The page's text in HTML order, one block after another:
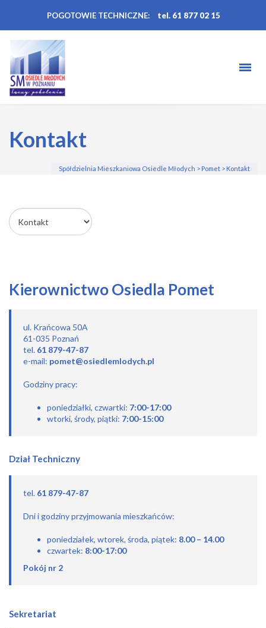
POGOTOWIE TECHNICZNE: tel. 61 877 02 15
Kontakt
Spółdzielnia Mieszkaniowa Osiedle Młodych > Pomet > Kontakt
Kierownictwo Osiedla Pomet
ul. Krańcowa 50A
61-035 Poznań
tel. 61 879-47-87
e-mail: pomet@osiedlemlodych.pl
Godziny pracy:
poniedziałki, czwartki: 7:00-17:00
wtorki, środy, piątki: 7:00-15:00
Dział Techniczny
tel. 61 879-47-87
Dni i godziny przyjmowania mieszkańców:
poniedziałek, wtorek, środa, piątek: 8.00– 14.00
czwartek: 8:00-17:00
Pokój nr 2
Sekretariat